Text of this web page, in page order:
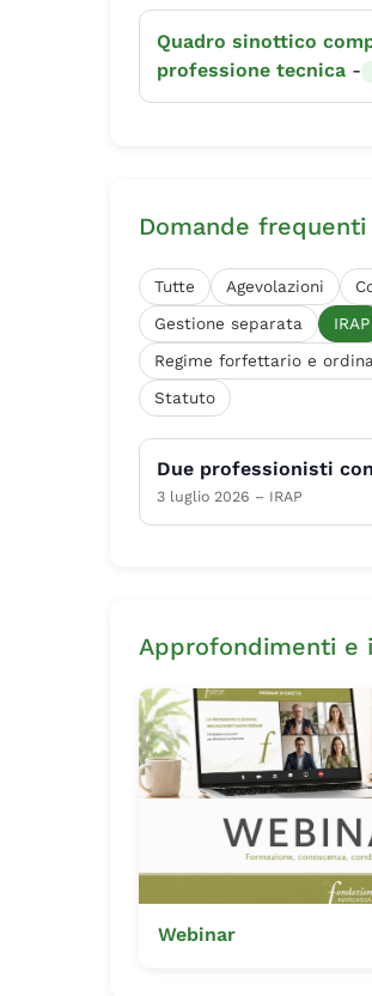
Quadro sinottico
professione tecnica -
Domande frequenti
Tutte Agevolazioni
Gestione separata
IRAP
Regime forfettario e
Statuto
Due professionisti
3 luglio 2026 – IRAP
Approfondimenti e
Webinar